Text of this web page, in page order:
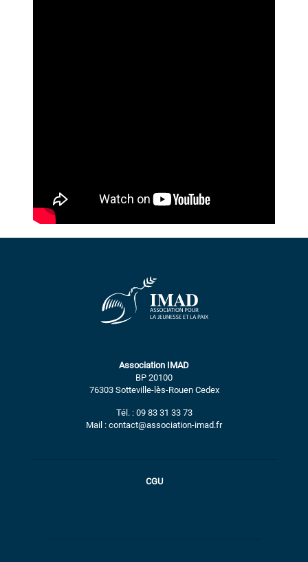
Association IMAD
BP 20100
76303 Sotteville-lès-Rouen Cedex
Tél. : 09 83 31 33 73
Mail : contact@association-imad.fr
CGU